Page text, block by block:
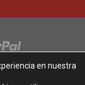
en nuestra